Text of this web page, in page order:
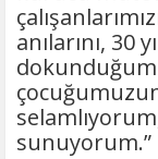
anılarını, 30
sunuyorum.”